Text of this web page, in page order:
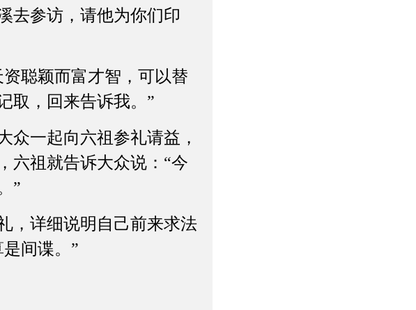
去参访，请他为你们印
聪颖而富才智，可以替
取，回来告诉我。”
众一起向六祖参礼请益，
六祖就告诉大众说：“今
”
，详细说明自己前来求法
间谍。”